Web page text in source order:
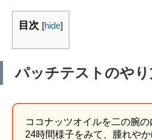
目次 [hide]
パッチテストのや
ココナッツオイルを二の腕の
24時間様子をみて、腫れや